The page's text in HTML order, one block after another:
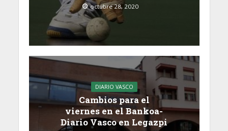
octubre 28, 2020
DIARIO VASCO
Cambios para el
viernes en el Bankoa-
Diario Vasco en Legazpi